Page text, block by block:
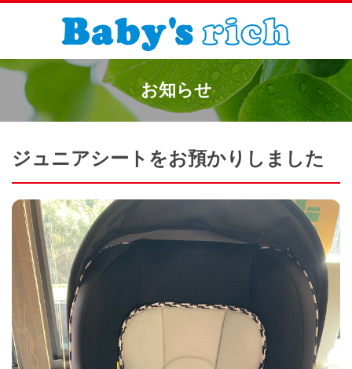
お知らせ
ジュニアシートをお預かりしました